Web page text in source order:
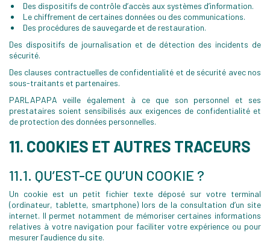
Des dispositifs de contrôle d’accès aux systèmes d’information.
Le chiffrement de certaines données ou des communications.
Des procédures de sauvegarde et de restauration.
Des dispositifs de journalisation et de détection des incidents de
sécurité.
Des clauses contractuelles de confidentialité et de sécurité avec nos
sous-traitants et partenaires.
PARLAPAPA veille également à ce que son personnel et ses
prestataires soient sensibilisés aux exigences de confidentialité et
de protection des données personnelles.
11. COOKIES ET AUTRES TRACEURS
11.1. QU’EST-CE QU’UN COOKIE ?
Un cookie est un petit fichier texte déposé sur votre terminal
(ordinateur, tablette, smartphone) lors de la consultation d’un site
internet. Il permet notamment de mémoriser certaines informations
relatives à votre navigation pour faciliter votre expérience ou pour
mesurer l’audience du site.